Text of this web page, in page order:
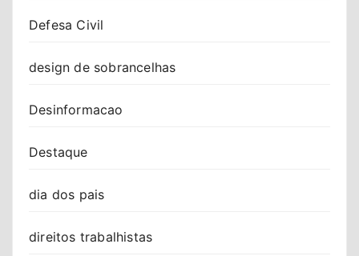
Defesa Civil
design de sobrancelhas
Desinformacao
Destaque
dia dos pais
direitos trabalhistas